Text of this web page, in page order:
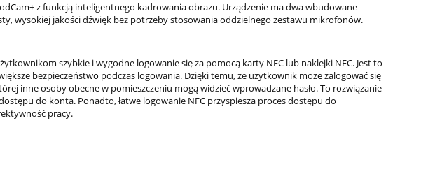
z funkcją inteligentnego kadrowania obrazu. Urządzenie ma dwa wbudowane
wysokiej jakości dźwięk bez potrzeby stosowania oddzielnego zestawu mikrofonów.
szybkie i wygodne logowanie się za pomocą karty NFC lub naklejki NFC. Jest to
bezpieczeństwo podczas logowania. Dzięki temu, że użytkownik może zalogować się
inne osoby obecne w pomieszczeniu mogą widzieć wprowadzane hasło. To rozwiązanie
do konta. Ponadto, łatwe logowanie NFC przyspiesza proces dostępu do
pracy.